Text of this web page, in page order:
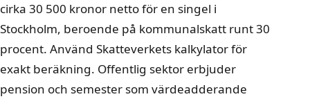
cirka 30 500 kronor netto för en singel i
Stockholm, beroende på kommunalskatt runt 30
procent. Använd Skatteverkets kalkylator för
exakt beräkning. Offentlig sektor erbjuder
pension och semester som värdeadderande